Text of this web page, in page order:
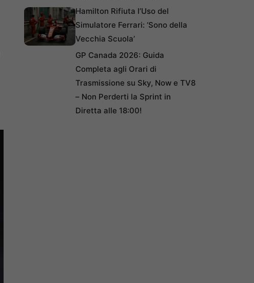
Hamilton Rifiuta l’Uso del
Simulatore Ferrari: ‘Sono della
Vecchia Scuola’
GP Canada 2026: Guida
Completa agli Orari di
Trasmissione su Sky, Now e TV8
– Non Perderti la Sprint in
Diretta alle 18:00!